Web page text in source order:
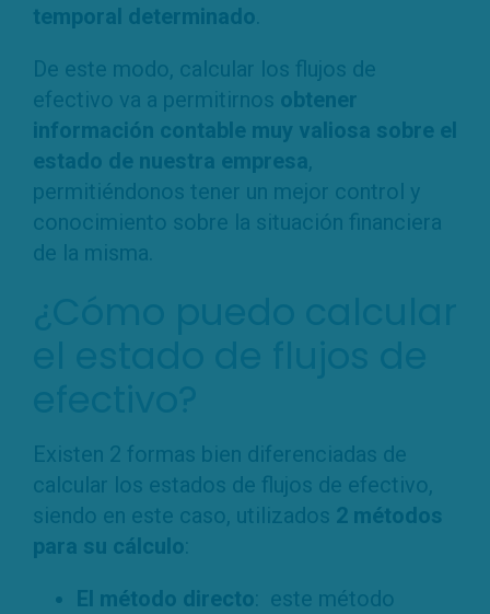
temporal determinado
De este modo, calcular los flujos de
efectivo va a permitirnos obtener
información contable muy valiosa sobre el
estado de nuestra empresa,
permitiéndonos tener un mejor control y
conocimiento sobre la situación financiera
de la misma.
Existen 2 formas bien diferenciadas de
calcular los estados de flujos de efectivo,
siendo en este caso, utilizados 2 métodos
para su cálculo
El método directo : este método